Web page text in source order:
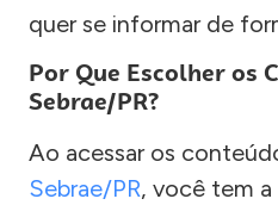
quer se informar de
Por Que Escolher os
Sebrae/PR?
Ao acessar os
Sebrae/PR, você tem